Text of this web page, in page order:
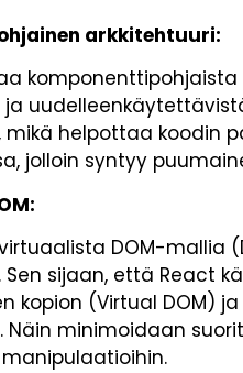
arkkitehtuuri:
helpottaa koodin
jolloin syntyy
DOM-mallia
sijaan, että React
kopion (Virtual DOM)
Näin minimoidaan